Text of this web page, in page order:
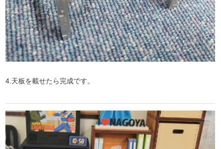
4.天板を載せたら完成です。